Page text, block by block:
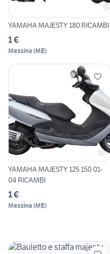
YAMAHA MAJESTY 180 RICAMBI
1 €
Messina (ME)
YAMAHA MAJESTY 125 150 01-
04 RICAMBI
1 €
Messina (ME)